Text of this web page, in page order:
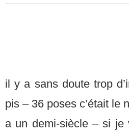
il y a sans doute trop
pis – 36 poses c’était le
a un demi-siècle – si je